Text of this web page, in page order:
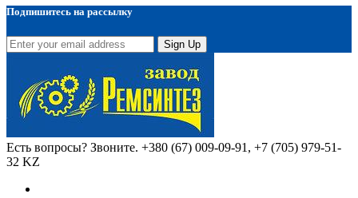
Подпишитесь на рассылку
Sign Up
Есть вопросы? Звоните. +380 (67) 009-09-91, +7 (705) 979-51-
32 KZ